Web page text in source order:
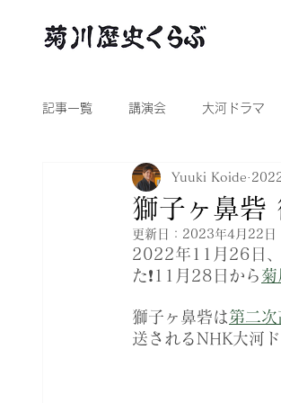
記事一覧 講演会 大河ドラマ
獅子ヶ鼻砦
Yuuki Koide
更新日： 2023年4月22日
2022年11月26日、
た❗️11月28日から 菊
獅子ヶ鼻砦は第二
送されるNHK大河